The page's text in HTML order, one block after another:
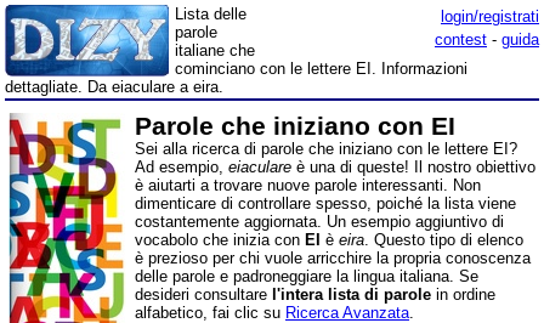
login/registrati
contest - guida
Lista delle
parole
italiane che
cominciano con le lettere EI. Informazioni
dettagliate. Da eiaculare a eira.
Parole che iniziano con EI
Sei alla ricerca di parole che iniziano con le lettere EI?
Ad esempio, eiaculare è una di queste! Il nostro obiettivo
è aiutarti a trovare nuove parole interessanti. Non
dimenticare di controllare spesso, poiché la lista viene
costantemente aggiornata. Un esempio aggiuntivo di
vocabolo che inizia con EI è eira . Questo tipo di elenco
è prezioso per chi vuole arricchire la propria conoscenza
delle parole e padroneggiare la lingua italiana. Se
desideri consultare l'intera lista di parole in ordine
alfabetico, fai clic su Ricerca Avanzata